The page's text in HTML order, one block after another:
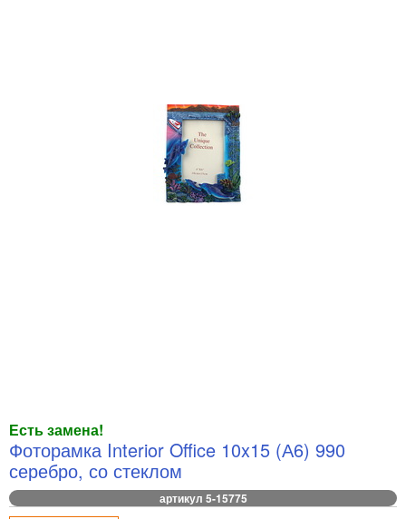
Есть замена!
Фоторамка Interior Office 10x15 (А6) 990
серебро, со стеклом
артикул 5-15775